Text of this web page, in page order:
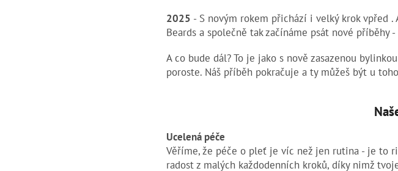
2025 - S novým rokem přichází i velký krok vpřed
Beards a společně tak začínáme psát nové
A co bude dál? To je jako s nově zasazenou
poroste. Náš příběh pokračuje a ty můžeš být u
Ucelená péče
Věříme, že péče o pleť je víc než jen rutina - je to
radost z malých každodenních kroků, díky nimž